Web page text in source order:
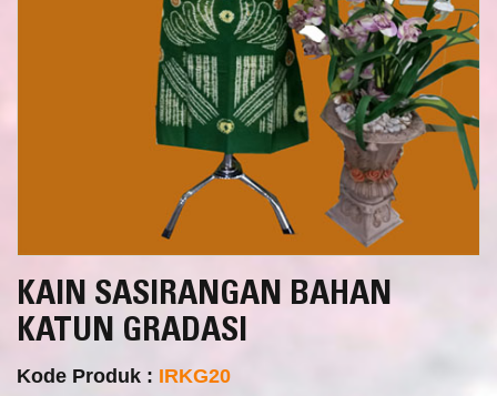
KAIN SASIRANGAN BAHAN
KATUN GRADASI
Kode Produk : IRKG20